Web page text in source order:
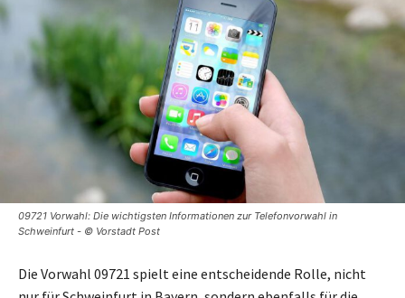
09721 Vorwahl: Die wichtigsten Informationen zur Telefonvorwahl in
Schweinfurt - © Vorstadt Post
Die Vorwahl 09721 spielt eine entscheidende Rolle, nicht